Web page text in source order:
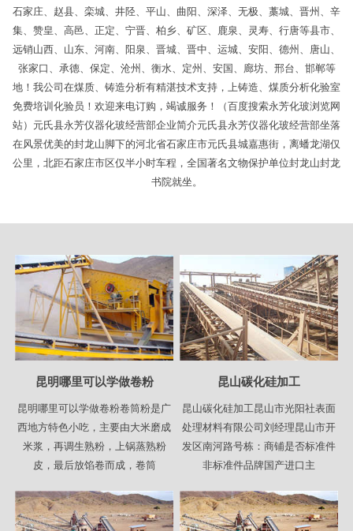
石家庄、赵县、栾城、井陉、平山、曲阳、深泽、无极、藁城、晋州、辛
集、赞皇、高邑、正定、宁晋、柏乡、矿区、鹿泉、灵寿、行唐等县市、
远销山西、山东、河南、阳泉、晋城、晋中、运城、安阳、德州、唐山、
张家口、承德、保定、沧州、衡水、定州、安国、廊坊、邢台、邯郸等
地！我公司在煤质、铸造分析有精湛技术支持，上铸造、煤质分析化验室
免费培训化验员！欢迎来电订购，竭诚服务！（百度搜索永芳化玻浏览网
站）元氏县永芳仪器化玻经营部企业简介元氏县永芳仪器化玻经营部坐落
在风景优美的封龙山脚下的河北省石家庄市元氏县城嘉惠街，离蟠龙湖仅
公里，北距石家庄市区仅半小时车程，全国著名文物保护单位封龙山封龙
书院就坐。
昆明哪里可以学做卷粉
昆明哪里可以学做卷粉卷筒粉是广
西地方特色小吃，主要由大米磨成
米浆，再调生熟粉，上锅蒸熟粉
皮，最后放馅卷而成，卷筒
昆山碳化硅加工
昆山碳化硅加工昆山市光阳社表面
处理材料有限公司刘经理昆山市开
发区南河路号栋：商铺是否标准件
非标准件品牌国产进口主